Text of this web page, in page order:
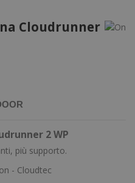
Cloudrunner
2 WP
più supporto.
- Cloudtec